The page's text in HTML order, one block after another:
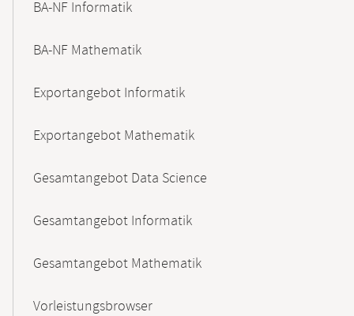
BA-NF Informatik
BA-NF Mathematik
Exportangebot Informatik
Exportangebot Mathematik
Gesamtangebot Data Science
Gesamtangebot Informatik
Gesamtangebot Mathematik
Vorleistungsbrowser